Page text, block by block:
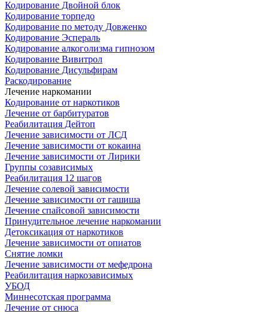
Кодирование Двойной блок
Кодирование торпедо
Кодирование по методу Довженко
Кодирование Эспераль
Кодирование алкоголизма гипнозом
Кодирование Вивитрол
Кодирование Дисульфирам
Раскодирование
Лечение наркомании
Кодирование от наркотиков
Лечение от барбитуратов
Реабилитация Дейтоп
Лечение зависимости от ЛСД
Лечение зависимости от кокаина
Лечение зависимости от Лирики
Группы созависимых
Реабилитация 12 шагов
Лечение солевой зависимости
Лечение зависимости от гашиша
Лечение спайсовой зависимости
Принудительное лечение наркомании
Детоксикация от наркотиков
Лечение зависимости от опиатов
Снятие ломки
Лечение зависимости от мефедрона
Реабилитация наркозависимых
УБОД
Миннесотская программа
Лечение от снюса